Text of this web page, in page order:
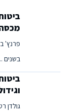
פרנץ'
בשנים
גולדן